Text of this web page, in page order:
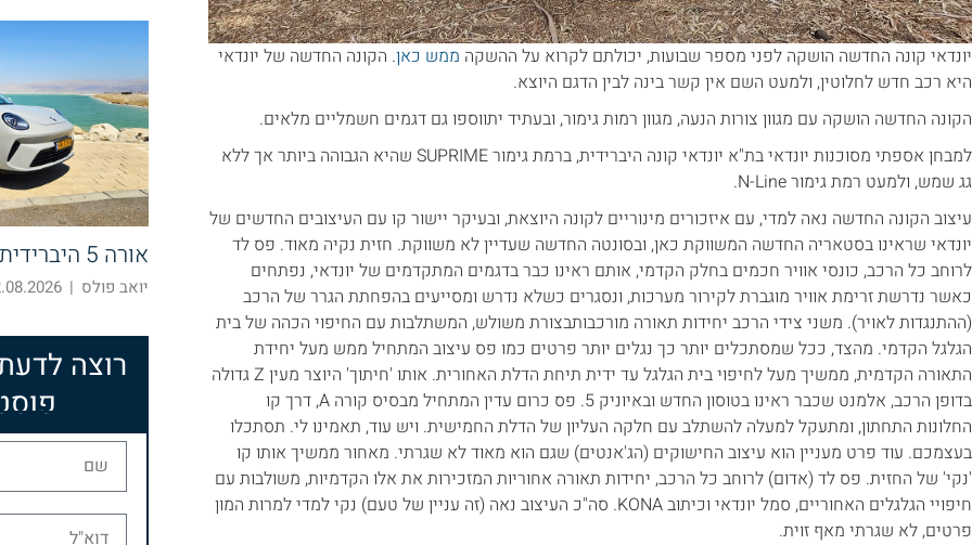
יונדאי קונה החדשה הושקה לפני מספר שבועות, יכולתם לקרוא על ההשקה ממש כאן. הקונה החדשה של יונדאי
היא רכב חדש לחלוטין, ולמעט השם אין קשר בינה לבין הדגם היוצא.
הקונה החדשה הושקה עם מגוון צורות הנעה, מגוון רמות גימור, ובעתיד יתווספו גם דגמים חשמליים מלאים.
למבחן אספתי מסוכנות יונדאי בת"א יונדאי קונה היברידית, ברמת גימור SUPRIME שהיא הגבוהה ביותר אך ללא
גג שמש, ולמעט רמת גימור N-Line.
עיצוב הקונה החדשה נאה למדי, עם איזכורים מינוריים לקונה היוצאת, ובעיקר יישור קו עם העיצובים החדשים של
יונדאי שראינו בסטאריה החדשה המשווקת כאן, ובסונטה החדשה שעדיין לא משווקת. חזית נקיה מאוד. פס לד
לרוחב כל הרכב, כונסי אוויר חכמים בחלק הקדמי, אותם ראינו כבר בדגמים המתקדמים של יונדאי, נפתחים
כאשר נדרשת זרימת אוויר מוגברת לקירור מערכות, ונסגרים כשלא נדרש ומסייעים בהפחתת הגרר של הרכב
(ההתנגדות לאויר). משני צידי הרכב יחידות תאורה מורכבותבצורת משולש, המשתלבות עם החיפוי הכהה של בית
הגלגל הקדמי. מהצד, ככל שמסתכלים יותר כך נגלים יותר פרטים כמו פס עיצוב המתחיל ממש מעל יחידת
התאורה הקדמית, ממשיך מעל לחיפוי בית הגלגל עד ידית תיחת הדלת האחורית. אותו 'חיתוך' היוצר מעין Z גדולה
בדופן הרכב, אלמנט שכבר ראינו בטוסון החדש ובאיוניק 5. פס כרום עדין המתחיל מבסיס קורה A, דרך קו
החלונות התחתון, ומתעקל למעלה להשתלב עם חלקה העליון של הדלת החמישית. ויש עוד, תאמינו לי. תסתכלו
בעצמכם. עוד פרט מעניין הוא עיצוב החישוקים (הג'אנטים) שגם הוא מאוד לא שגרתי. מאחור ממשיך אותו קו
'נקי' של החזית. פס לד (אדום) לרוחב כל הרכב, יחידות תאורה אחוריות המזכירות את אלו הקדמיות, משולבות עם
חיפויי הגלגלים האחוריים, סמל יונדאי וכיתוב KONA. סה"כ העיצוב נאה (זה עניין של טעם) נקי למדי למרות המון
פרטים, לא שגרתי מאף זוית.
אורה 5 היברידית – חוצה קטגוריות
יואב פולס |
10:52
רוצה